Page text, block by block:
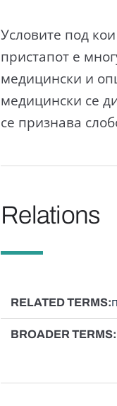
Условите под
пристапот е
медицински и
медицински се
се признава
Relations
RELATED TERMS
BROADER TERMS